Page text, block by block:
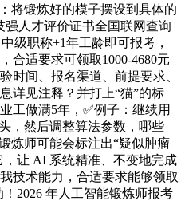
将锻炼好的模子摆设到具体的
强人才评价证书全国联网查询
级职称+1年工龄即可报考，
合适要求可领取1000-4680元
时间、报名渠道、前提要求、
详见注释？并打上“猫”的标
工做满5年，✅例子：继续用
，然后调整算法参数，哪些
炼师可能会标注出“疑似肿瘤
，让 AI 系统精准、不变地完成
技术能力，合适要求能够领取
2026 年人工智能锻炼师报考